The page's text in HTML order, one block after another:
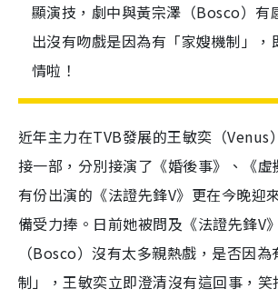
顯演技，劇中與黃宗澤（Bosco）有
出沒有吻戲是因為有「家嫂機制」，
情啦！
近年主力在TVB發展的王敏奕（Venus
接一部，分別接演了《婚後事》、《虛
有份出演的《法證先鋒V》更在今晚迎
備受力捧。日前她被問及《法證先鋒V
（Bosco）沒有太多親熱戲，是否因
制」，王敏奕立即澄清沒有這回事，笑